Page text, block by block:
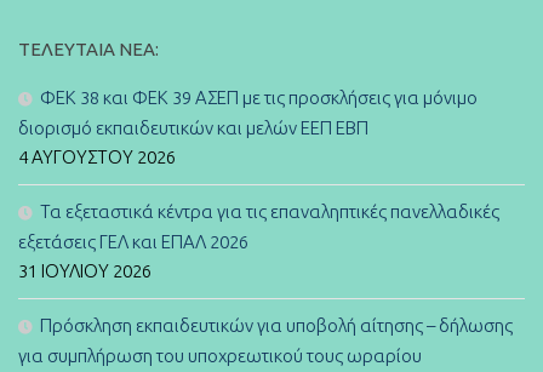
ΤΕΛΕΥΤΑΊΑ ΝΈΑ:
ΦΕΚ 38 και ΦΕΚ 39 ΑΣΕΠ με τις προσκλήσεις για μόνιμο
διορισμό εκπαιδευτικών και μελών ΕΕΠ ΕΒΠ
4 ΑΥΓΟΎΣΤΟΥ 2026
Τα εξεταστικά κέντρα για τις επαναληπτικές πανελλαδικές
εξετάσεις ΓΕΛ και ΕΠΑΛ 2026
31 ΙΟΥΛΊΟΥ 2026
Πρόσκληση εκπαιδευτικών για υποβολή αίτησης – δήλωσης
για συμπλήρωση του υποχρεωτικού τους ωραρίου